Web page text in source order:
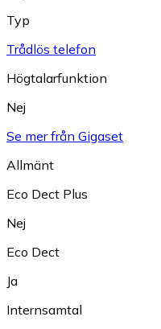
Typ
Trådlös telefon
Högtalarfunktion
Nej
Se mer från Gigaset
Allmänt
Eco Dect Plus
Nej
Eco Dect
Ja
Internsamtal